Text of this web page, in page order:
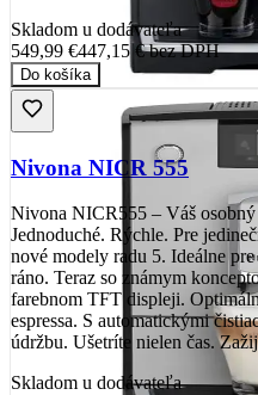
Skladom u dodávateľa
549,99 €447,15 €bez DPH
Do košíka
Nivona NICR 555
Nivona NICR555 – Váš
Jednoduché. Rýchle. Pre
nové modely radu 5. Ideálne
ráno. Teraz so známym
farebnom TFT displeji.
espressa. S automatickými
údržbu. Ušetríte nielen čas.
Skladom u dodávateľa